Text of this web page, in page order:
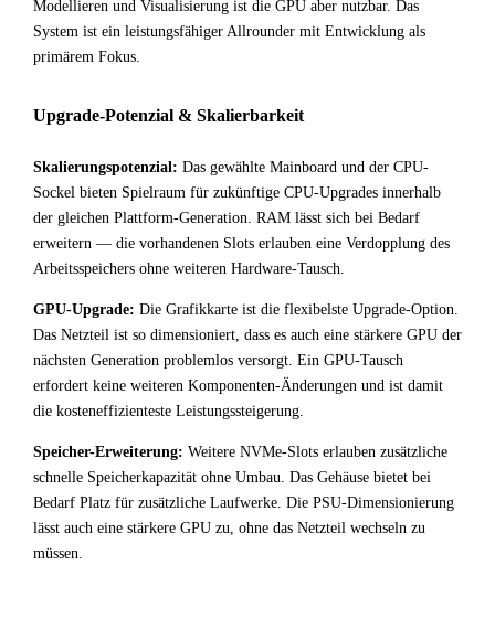
Modellieren und Visualisierung ist die GPU aber nutzbar. Das
System ist ein leistungsfähiger Allrounder mit Entwicklung als
primärem Fokus.
Upgrade-Potenzial & Skalierbarkeit
Skalierungspotenzial: Das gewählte Mainboard und der CPU-
Sockel bieten Spielraum für zukünftige CPU-Upgrades innerhalb
der gleichen Plattform-Generation. RAM lässt sich bei Bedarf
erweitern — die vorhandenen Slots erlauben eine Verdopplung des
Arbeitsspeichers ohne weiteren Hardware-Tausch.
GPU-Upgrade: Die Grafikkarte ist die flexibelste Upgrade-Option.
Das Netzteil ist so dimensioniert, dass es auch eine stärkere GPU der
nächsten Generation problemlos versorgt. Ein GPU-Tausch
erfordert keine weiteren Komponenten-Änderungen und ist damit
die kosteneffizienteste Leistungssteigerung.
Speicher-Erweiterung: Weitere NVMe-Slots erlauben zusätzliche
schnelle Speicherkapazität ohne Umbau. Das Gehäuse bietet bei
Bedarf Platz für zusätzliche Laufwerke. Die PSU-Dimensionierung
lässt auch eine stärkere GPU zu, ohne das Netzteil wechseln zu
müssen.